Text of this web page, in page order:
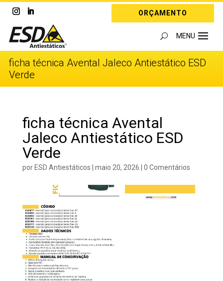
ORÇAMENTO
ficha técnica Avental Jaleco Antiestático ESD
Verde
ficha técnica Avental
Jaleco Antiestático ESD
Verde
porESD Antiestáticos | maio 20, 2026 | 0 Comentários